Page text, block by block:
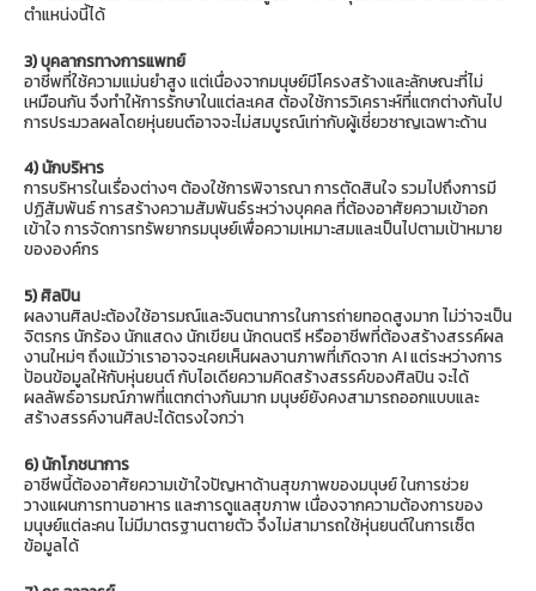
ตำแหน่งนี้ได้
3) บุคลากรทางการแพทย์
อาชีพที่ใช้ความแม่นยำสูง แต่เนื่องจากมนุษย์มีโครงสร้างและลักษณะที่ไม่
เหมือนกัน จึงทำให้การรักษาในแต่ละเคส ต้องใช้การวิเคราะห์ที่แตกต่างกันไป
การประมวลผลโดยหุ่นยนต์อาจจะไม่สมบูรณ์เท่ากับผู้เชี่ยวชาญเฉพาะด้าน
4) นักบริหาร
การบริหารในเรื่องต่างๆ ต้องใช้การพิจารณา การตัดสินใจ รวมไปถึงการมี
ปฏิสัมพันธ์ การสร้างความสัมพันธ์ระหว่างบุคคล ที่ต้องอาศัยความเข้าอก
เข้าใจ การจัดการทรัพยากรมนุษย์เพื่อความเหมาะสมและเป็นไปตามเป้าหมาย
ขององค์กร
5) ศิลปิน
ผลงานศิลปะต้องใช้อารมณ์และจินตนาการในการถ่ายทอดสูงมาก ไม่ว่าจะเป็น
จิตรกร นักร้อง นักแสดง นักเขียน นักดนตรี หรืออาชีพที่ต้องสร้างสรรค์ผล
งานใหม่ๆ ถึงแม้ว่าเราอาจจะเคยเห็นผลงานภาพที่เกิดจาก AI แต่ระหว่างการ
ป้อนข้อมูลให้กับหุ่นยนต์ กับไอเดียความคิดสร้างสรรค์ของศิลปิน จะได้
ผลลัพธ์อารมณ์ภาพที่แตกต่างกันมาก มนุษย์ยังคงสามารถออกแบบและ
สร้างสรรค์งานศิลปะได้ตรงใจกว่า
6) นักโภชนาการ
อาชีพนี้ต้องอาศัยความเข้าใจปัญหาด้านสุขภาพของมนุษย์ ในการช่วย
วางแผนการทานอาหาร และการดูแลสุขภาพ เนื่องจากความต้องการของ
มนุษย์แต่ละคน ไม่มีมาตรฐานตายตัว จึงไม่สามารถใช้หุ่นยนต์ในการเซ็ต
ข้อมูลได้